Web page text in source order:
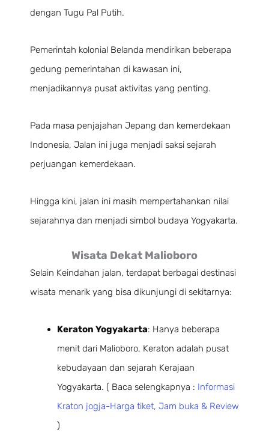
dengan Tugu Pal Putih.
Pemerintah kolonial Belanda mendirikan beberapa
gedung pemerintahan di kawasan ini,
menjadikannya pusat aktivitas yang penting.
Pada masa penjajahan Jepang dan kemerdekaan
Indonesia, Jalan ini juga menjadi saksi sejarah
perjuangan kemerdekaan.
Hingga kini, jalan ini masih mempertahankan nilai
sejarahnya dan menjadi simbol budaya Yogyakarta.
Wisata Dekat Malioboro
Selain Keindahan jalan, terdapat berbagai destinasi
wisata menarik yang bisa dikunjungi di sekitarnya:
Keraton Yogyakarta: Hanya beberapa
menit dari Malioboro, Keraton adalah pusat
kebudayaan dan sejarah Kerajaan
Yogyakarta. ( Baca selengkapnya : Informasi
Kraton jogja-Harga tiket, Jam buka & Review
)